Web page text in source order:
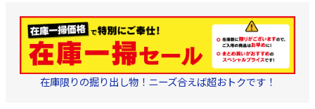
在庫限りの掘り出し物！ニーズ合えば超おトクです！